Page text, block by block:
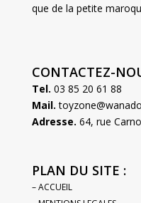
que de la petite
CONTACTEZ-
Tel. 03 85 20 61 88
Mail.
Adresse. 64, rue
PLAN DU SITE :
– ACCUEIL